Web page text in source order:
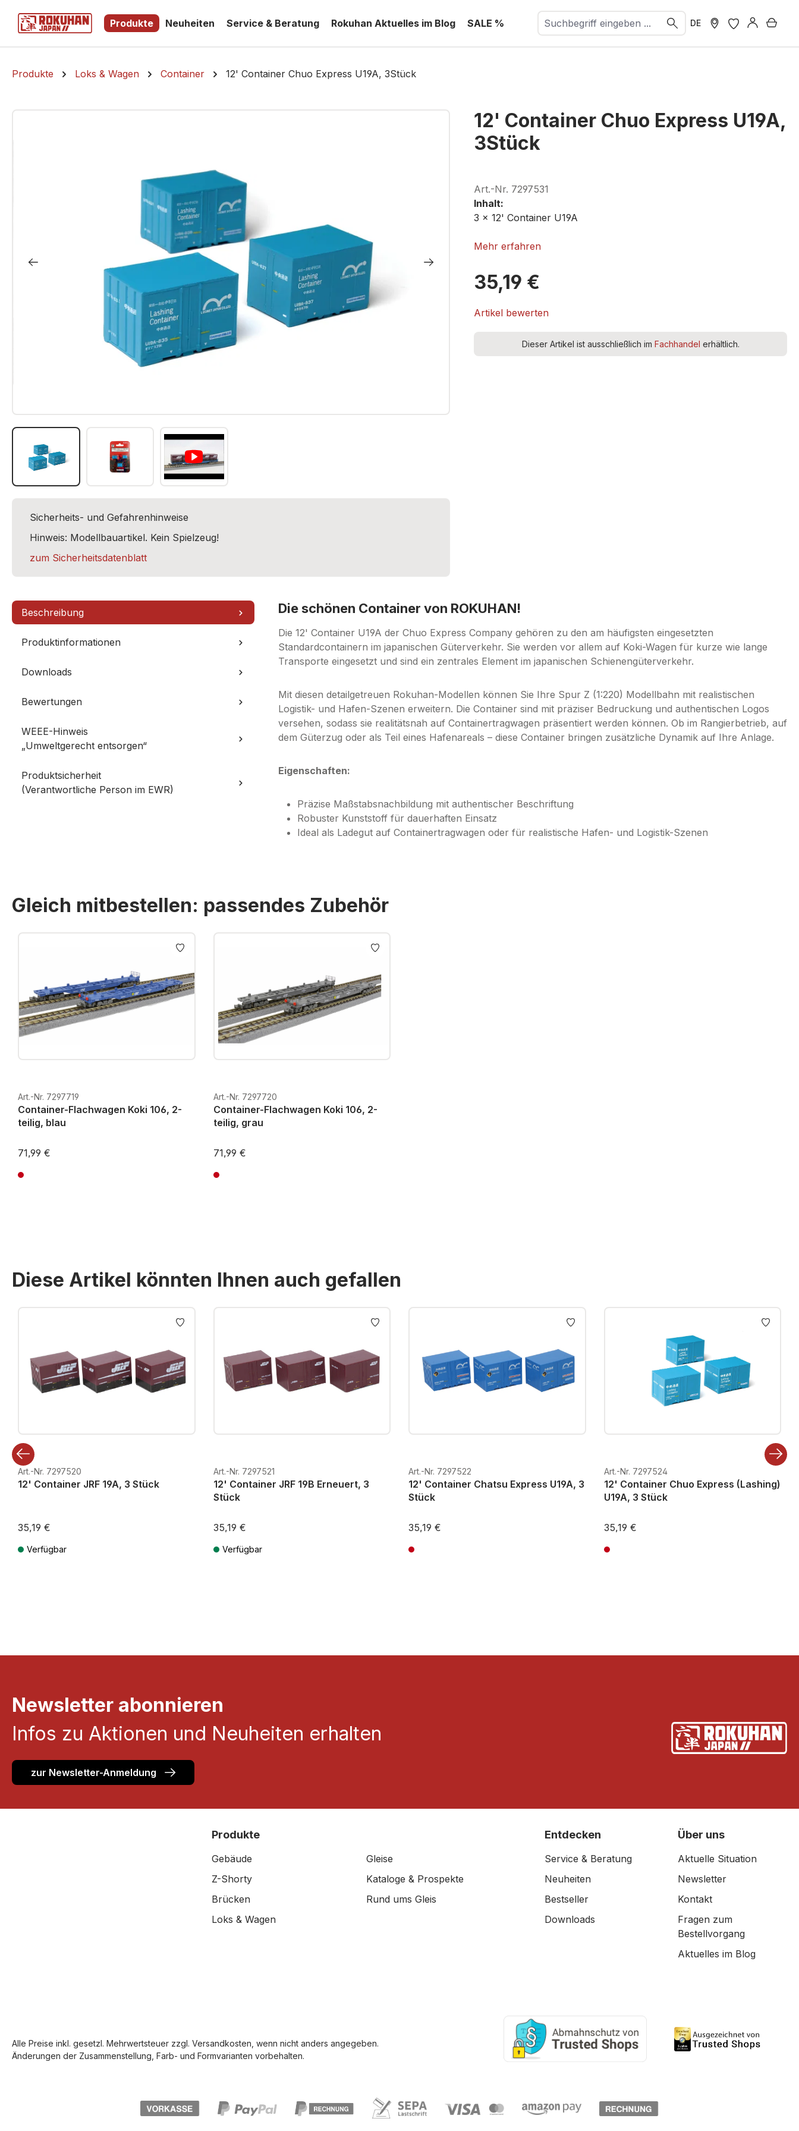
Zur Hauptnavigation springen
Produkte Neuheiten Service & Beratung Rokuhan Aktuelles im Blog SALE % DE
Produkte Loks & Wagen Container 12' Container Chuo Express U19A, 3Stück
Bildergalerie überspringen
12' Container Chuo Express U19A,
3Stück
Art.-Nr. 7297531
Inhalt:
3 x 12' Container U19A
ROKUHAN A104-3
Mehr erfahren
35,19 €
Artikel bewerten
Dieser Artikel ist ausschließlich im Fachhandel erhältlich.
Sicherheits- und Gefahrenhinweise
Hinweis: Modellbauartikel. Kein Spielzeug!
zum Sicherheitsdatenblatt
Beschreibung
Produktinformationen
Downloads
Bewertungen
WEEE-Hinweis
„Umweltgerecht entsorgen“
Produktsicherheit
(Verantwortliche Person im EWR)
Die schönen Container von ROKUHAN!
Die 12' Container U19A der Chuo Express Company gehören zu den am häufigsten eingesetzten
Standardcontainern im japanischen Güterverkehr. Sie werden vor allem auf Koki-Wagen für kurze wie lange
Transporte eingesetzt und sind ein zentrales Element im japanischen Schienengüterverkehr.
Mit diesen detailgetreuen Rokuhan-Modellen können Sie Ihre Spur Z (1:220) Modellbahn mit realistischen
Logistik- und Hafen-Szenen erweitern. Die Container sind mit präziser Bedruckung und authentischen Logos
versehen, sodass sie realitätsnah auf Containertragwagen präsentiert werden können. Ob im Rangierbetrieb, auf
dem Güterzug oder als Teil eines Hafenareals – diese Container bringen zusätzliche Dynamik auf Ihre Anlage.
Eigenschaften:
Präzise Maßstabsnachbildung mit authentischer Beschriftung
Robuster Kunststoff für dauerhaften Einsatz
Ideal als Ladegut auf Containertragwagen oder für realistische Hafen- und Logistik-Szenen
Gleich mitbestellen: passendes Zubehör
Produktgalerie überspringen
Art.-Nr. 7297719
Container-Flachwagen Koki 106, 2-
teilig, blau
71,99 €
Art.-Nr. 7297720
Container-Flachwagen Koki 106, 2-
teilig, grau
71,99 €
Diese Artikel könnten Ihnen auch gefallen
Produktgalerie überspringen
Art.-Nr. 7297520
12' Container JRF 19A, 3 Stück
35,19 €
Verfügbar
Art.-Nr. 7297521
12' Container JRF 19B Erneuert, 3
Stück
35,19 €
Verfügbar
Art.-Nr. 7297522
12' Container Chatsu Express U19A, 3
Stück
35,19 €
Art.-Nr. 7297524
12' Container Chuo Express (Lashing)
U19A, 3 Stück
35,19 €
Newsletter abonnieren
Infos zu Aktionen und Neuheiten erhalten
zur Newsletter-Anmeldung
Produkte
Gebäude
Gleise
Z-Shorty
Kataloge & Prospekte
Brücken
Rund ums Gleis
Loks & Wagen
Entdecken
Service & Beratung
Neuheiten
Bestseller
Downloads
Über uns
Aktuelle Situation
Newsletter
Kontakt
Fragen zum
Bestellvorgang
Aktuelles im Blog
Alle Preise inkl. gesetzl. Mehrwertsteuer zzgl. Versandkosten , wenn nicht anders angegeben.
Änderungen der Zusammenstellung, Farb- und Formvarianten vorbehalten.